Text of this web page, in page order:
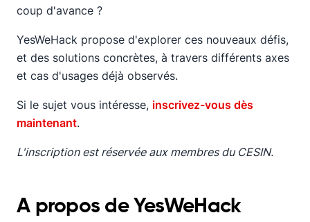
coup d'avance ?
YesWeHack propose d'explorer ces nouveaux défis,
et des solutions concrètes, à travers différents axes
et cas d'usages déjà observés.
Si le sujet vous intéresse, inscrivez-vous dès
maintenant.
L'inscription est réservée aux membres du CESIN.
A propos de YesWeHack